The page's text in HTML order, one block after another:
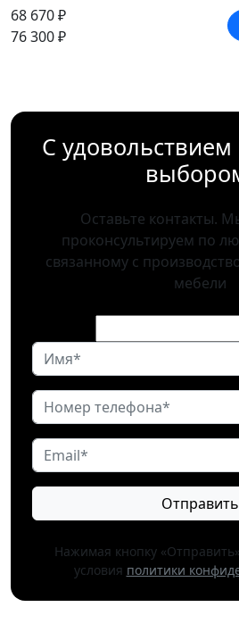
68 670 ₽
76 300 ₽
С
Оставьте контакты.
проконсультируем по
связанному с
мебели
Отправить
Нажимая кнопку
условия политики